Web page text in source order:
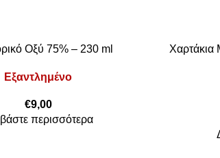
Οξύ 75% – 230 ml
Εξαντλημένο
€9,00
περισσότερα